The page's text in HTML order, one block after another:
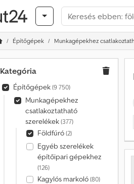
Építőgépek Munkagépekhez
Kategória
Építőgépek(9 750)
Munkagépekhez
csatlakoztatható
szerelékek(377)
Földfúró(2)
Egyéb szerelékek
építőipari gépekhez
(126)
Kagylós markoló(80)